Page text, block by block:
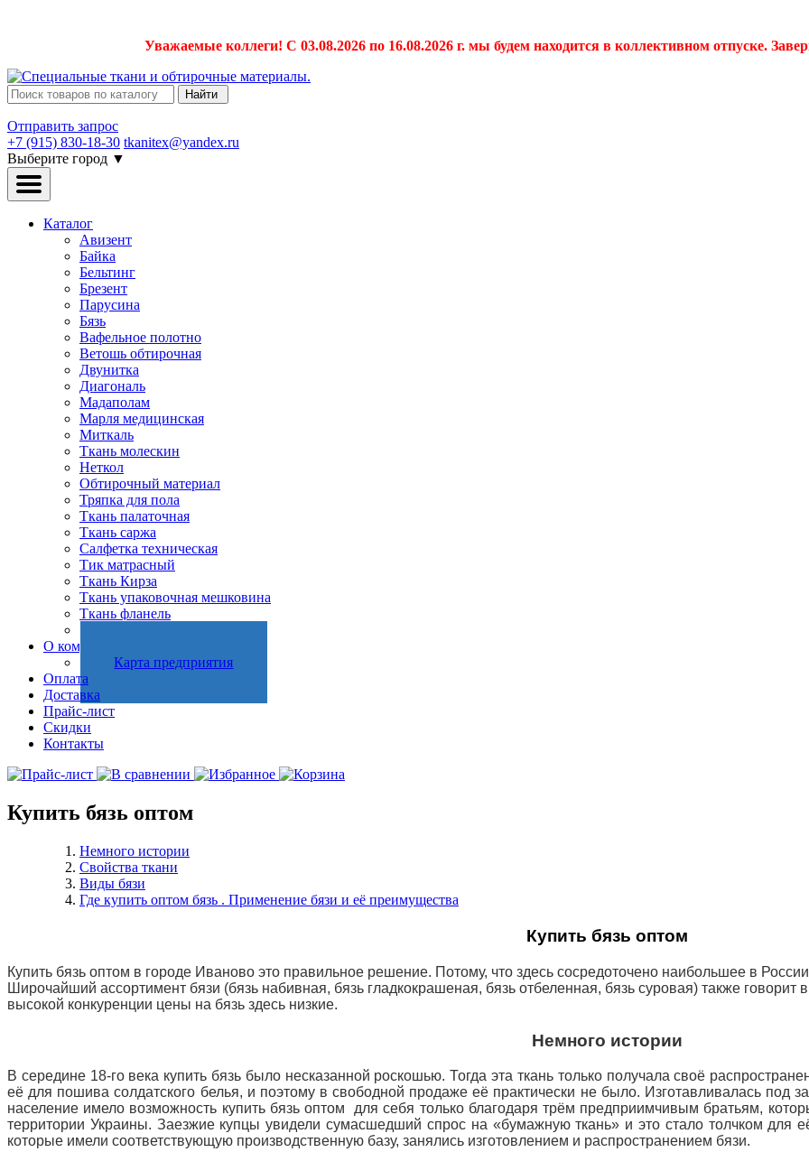
Уважаемые коллеги! С 03.08.2026 по 16.08.2026 г. мы будем находится в коллективном отпуске.
Найти
Отправить запрос
+7 (915) 830-18-30 tkanitex@yandex.ru
Выберите город ▼
Каталог
Авизент
Байка
Бельтинг
Брезент
Парусина
Бязь
Вафельное полотно
Ветошь обтирочная
Двунитка
Диагональ
Мадаполам
Марля медицинская
Миткаль
Ткань молескин
Неткол
Обтирочный материал
Тряпка для пола
Ткань палаточная
Ткань саржа
Салфетка техническая
Тик матрасный
Ткань Кирза
Ткань упаковочная мешковина
Ткань фланель
О компании
Карта предприятия
Оплата
Доставка
Прайс-лист
Скидки
Контакты
Купить бязь оптом
Немного истории
Свойства ткани
Виды бязи
Где купить оптом бязь . Применение бязи и её преимущества
Купить бязь оптом
Купить бязь оптом в городе Иваново это правильное решение. Потому, что здесь сосредоточено наибольшее в
Широчайший ассортимент бязи (бязь набивная, бязь гладкокрашеная, бязь отбеленная, бязь суровая) также говорит
высокой конкуренции цены на бязь здесь низкие.
Немного истории
В середине 18-го века купить бязь было несказанной роскошью. Тогда эта ткань только получала своё
её для пошива солдатского белья, и поэтому в свободной продаже её практически не было. Изготавливалась под
население имело возможность купить бязь оптом длясебя только благодаря трём предприимчивым братьям,
территории Украины. Заезжие купцы увидели сумасшедший спрос на «бумажную ткань» и это стало толчком для
которые имели соответствующую производственную базу, занялись изготовлением и распространением бязи.